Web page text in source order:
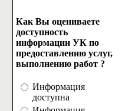
Как Вы оцениваете
доступность
информации УК по
предоставлению услуг,
выполнению работ ?
Информация
доступна